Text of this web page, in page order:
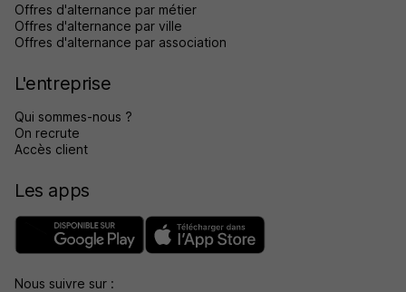
Offres d'alternance par métier
Offres d'alternance par ville
Offres d'alternance par association
L'entreprise
Qui sommes-nous ?
On recrute
Accès client
Les apps
Nous suivre sur :